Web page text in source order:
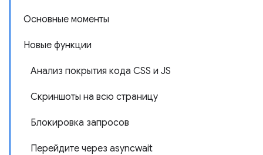
Основные моменты
Новые функции
Анализ покрытия кода CSS и JS
Скриншоты на всю страницу
Блокировка запросов
Перейдите через asyncwait